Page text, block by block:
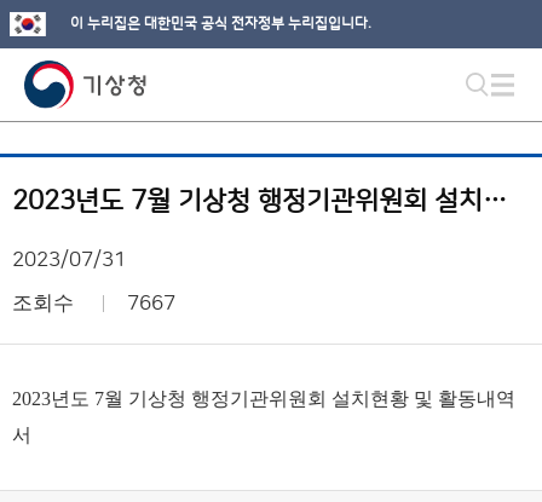
이 누리집은 대한민국 공식 전자정부 누리집입니다.
2023년도 7월 기상청 행정기관위원회 설치현황 및 활동내역서
2023/07/31
조회수 7667
2023년도 7월 기상청 행정기관위원회 설치현황 및 활동내역
서